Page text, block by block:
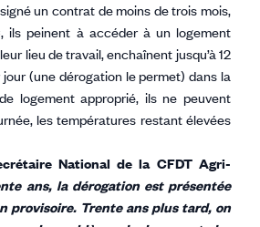
un contrat de moins de trois mois,
ils peinent à accéder à un logement
lieu de travail, enchaînent jusqu’à 12
(une dérogation le permet) dans la
logement approprié, ils ne peuvent
les températures restant élevées
National de la CFDT Agri-
ans, la dérogation est présentée
provisoire. Trente ans plus tard, on